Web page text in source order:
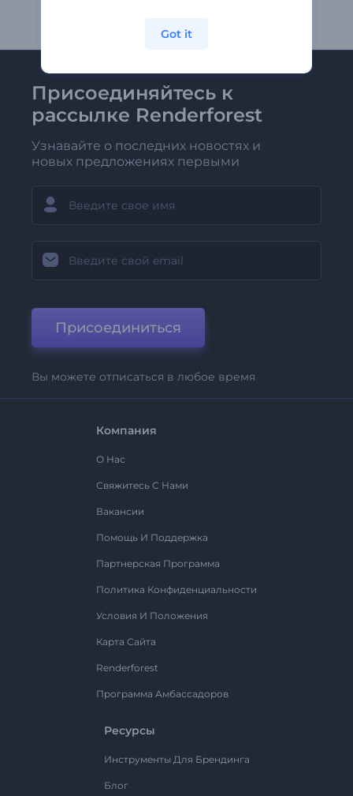
Присоединяйтесь к
рассылке Renderforest
Узнавайте о последних новостях и
новых предложениях первыми
Присоединиться
Вы можете отписаться в любое время
Компания
О Нас
Свяжитесь С Нами
Вакансии
Помощь И Поддержка
Партнерская Программа
Политика Конфиденциальности
Условия И Положения
Карта Сайта
Renderforest
Программа Амбассадоров
Ресурсы
Инструменты Для Брендинга
Блог
Got it